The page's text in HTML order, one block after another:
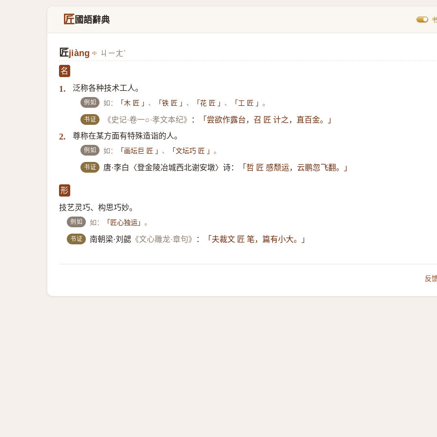
匠國語辭典
匠jiàng ㄐㄧㄤˋ
名
1. 泛称各种技术工人。
例如 如： 「木 匠 」 、 「铁 匠 」 、 「花 匠 」 、 「工 匠 」。
书证 《史记·卷一○·孝文本纪》 ： 「尝欲作露台，召 匠 计之，直百金。」
2. 尊称在某方面有特殊造诣的人。
例如 如： 「画坛巨 匠 」 、 「文坛巧 匠 」。
书证 唐·李白〈登金陵冶城西北谢安墩〉诗： 「哲 匠 感颓运，云鹏忽飞翻。」
形
技艺灵巧、构思巧妙。
例如 如： 「匠心独运」。
书证 南朝梁·刘勰 《文心雕龙·章句》 ： 「夫裁文 匠 笔，篇有小大。」
反